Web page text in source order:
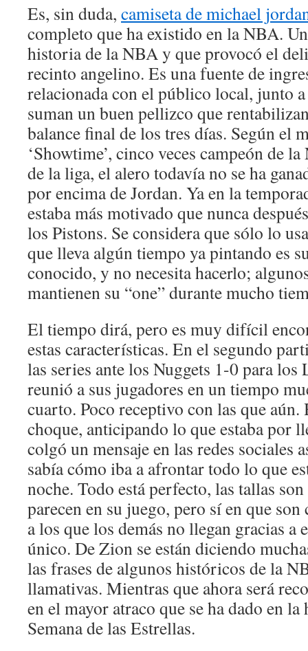
Es, sin duda, camiseta de michael
completo que ha existido en la NBA.
historia de la NBA y que provocó el
recinto angelino. Es una fuente de
relacionada con el público local, junto a
suman un buen pellizco que
balance final de los tres días. Según el
‘Showtime’, cinco veces campeón de
de la liga, el alero todavía no se ha
por encima de Jordan. Ya en la
estaba más motivado que nunca
los Pistons. Se considera que sólo lo
que lleva algún tiempo ya pintando es
conocido, y no necesita hacerlo;
mantienen su “one” durante mucho
El tiempo dirá, pero es muy difícil
estas características. En el segundo
las series ante los Nuggets 1-0 para los
reunió a sus jugadores en un tiempo
cuarto. Poco receptivo con las que aún.
choque, anticipando lo que estaba por
colgó un mensaje en las redes sociales
sabía cómo iba a afrontar todo lo que
noche. Todo está perfecto, las tallas son
parecen en su juego, pero sí en que son
a los que los demás no llegan gracias a
único. De Zion se están diciendo
las frases de algunos históricos de la
llamativas. Mientras que ahora será
en el mayor atraco que se ha dado en
Semana de las Estrellas.